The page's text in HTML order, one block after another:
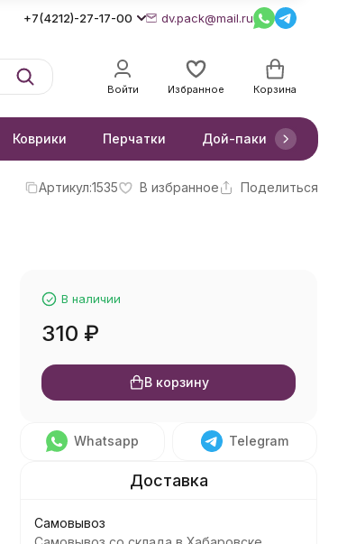
+7(4212)-27-17-00 dv.pack@mail.ru
Войти Избранное Корзина
Коврики Перчатки Дой-паки
Артикул:1535 В избранное Поделиться
В наличии
310 ₽
В корзину
Whatsapp Telegram
Самовывоз